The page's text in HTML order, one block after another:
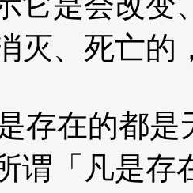
灭、死亡的
存在的都是
谓「凡是存